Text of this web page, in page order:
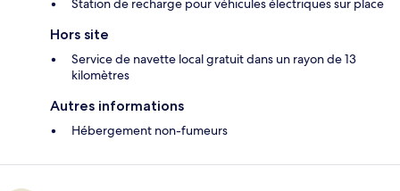
Station de recharge pour véhicules électriques sur place
Hors site
Service de navette local gratuit dans un rayon de 13
kilomètres
Autres informations
Hébergement non-fumeurs